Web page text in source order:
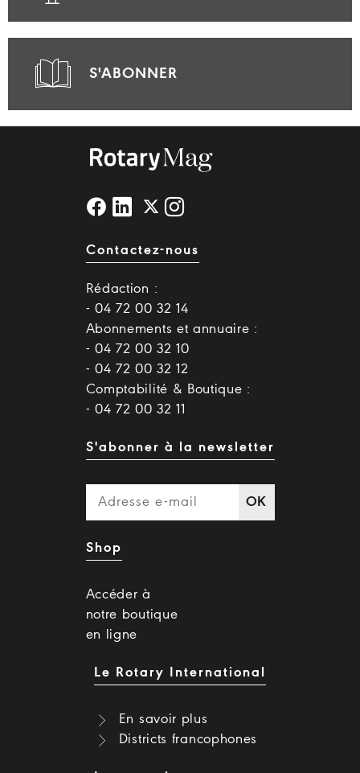
S'ABONNER
Contactez-nous
Rédaction :
- 04 72 00 32 14
Abonnements et annuaire :
- 04 72 00 32 10
- 04 72 00 32 12
Comptabilité & Boutique :
- 04 72 00 32 11
S'abonner à la newsletter
OK
Shop
Accéder à
notre boutique
en ligne
Le Rotary International
En savoir plus
Districts francophones